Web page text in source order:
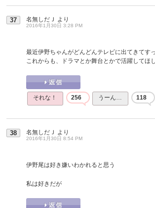
37 名無しだＪ より
2016年1月30日 3:28 PM
最近伊野ちゃんがどんどんテレビに出てきてす
これからも、ドラマとか舞台とかで活躍してほ
それな！ 256 うーん… 118
38 名無しだＪ より
2016年1月30日 8:54 PM
伊野尾は好き嫌いわかれると思う
私は好きだが